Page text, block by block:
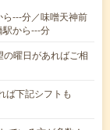
---分／味噌天神前
駅から---分
曜日があればご相
ば下記シフトも